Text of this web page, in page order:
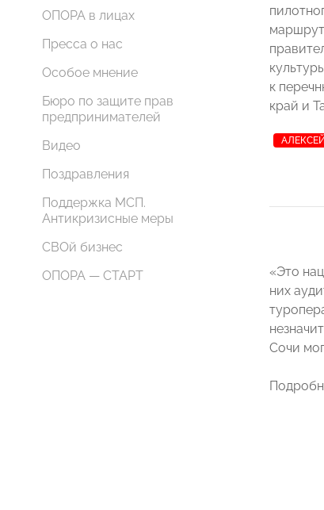
ОПОРА в лицах
Пресса о нас
Особое мнение
Бюро по защите прав
предпринимателей
Видео
Поздравления
Поддержка МСП.
Антикризисные меры
СВОй бизнес
ОПОРА — СТАРТ
к
край и
«Это
них
Сочи